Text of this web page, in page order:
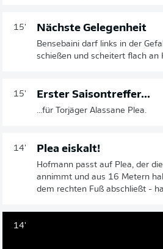
15' Nächste Gelegenheit
Bensebaini darf links in der
schießen und scheitert flach an
15' Erster Saisontreffer...
...für Torjäger Alassane Plea.
14' Plea eiskalt!
Hofmann passt auf Plea, der
annimmt und aus 16 Metern
dem rechten Fuß abschließt -
14'